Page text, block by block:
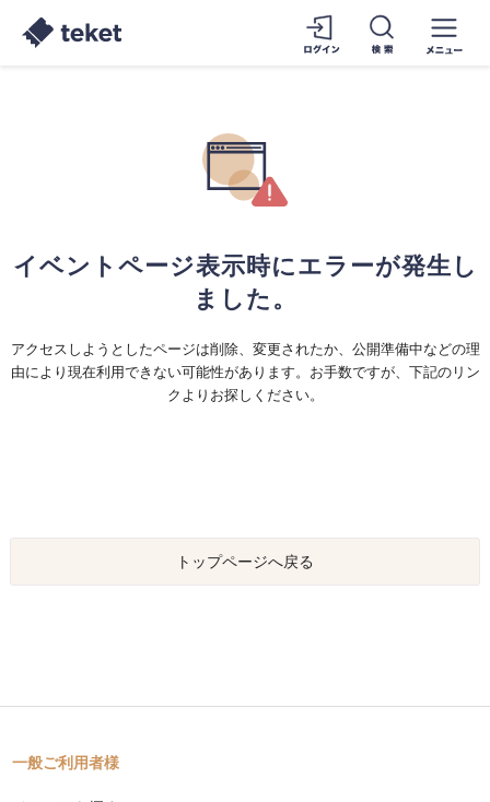
イベントページ表示時にエラーが発生し
ました。
アクセスしようとしたページは削除、変更されたか、公開準備中などの理
由により現在利用できない可能性があります。お手数ですが、下記のリン
クよりお探しください。
トップページへ戻る
一般ご利用者様